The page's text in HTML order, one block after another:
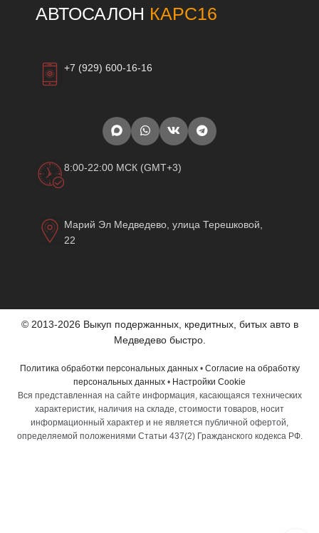
АВТОСАЛОН КАРС16
+7 (929) 600-16-16
8:00-22:00 МСК (GMT+3)
Марий Эл Медведево, улица Терешковой,
22
© 2013-2026 Выкуп подержанных, кредитных, битых авто в
Медведево быстро.
Политика обработки персональных данных• Согласие на обработку
персональных данных • Настройки Cookie
Вся представленная на сайте информация, касающаяся технических
характеристик, наличия на складе, стоимости товаров, носит
информационный характер и не является публичной офертой,
определяемой положениями Статьи 437(2) Гражданского кодекса РФ.